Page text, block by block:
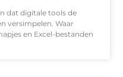
dat digitale tools de
versimpelen. Waar
en Excel-bestanden